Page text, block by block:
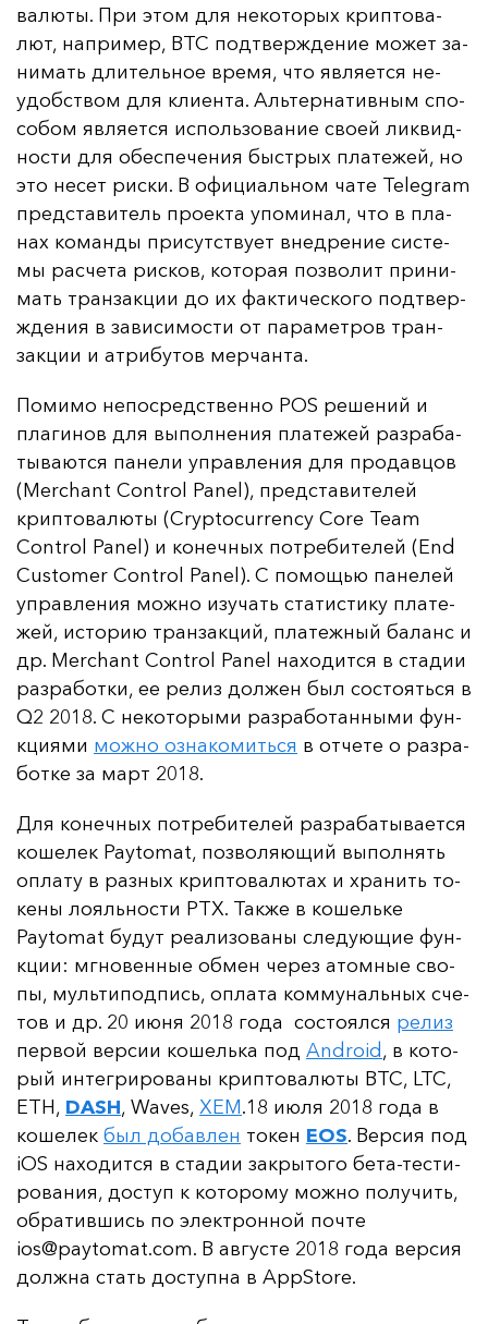
ва­лю­ты. При этом для не­ко­то­рых крип­то­ва­
лют, нап­ри­мер, BTC под­твер­жде­ние мо­жет за­
ни­мать дли­тель­ное вре­мя, что яв­ля­ет­ся не­
удобс­твом для кли­ен­та. Аль­тер­на­тив­ным спо­
со­бом яв­ля­ет­ся ис­поль­зо­ва­ние сво­ей лик­вид­
нос­ти для обес­пе­че­ния быс­трых пла­те­жей, но
это не­сет рис­ки. В офи­ци­аль­ном ча­те Telegram
пред­ста­ви­тель про­ек­та упо­ми­нал, что в пла­
нах ко­ман­ды при­сутс­тву­ет внед­ре­ние сис­те­
мы рас­че­та рис­ков, ко­то­рая поз­во­лит при­ни­
мать тран­зак­ции до их фак­ти­чес­ко­го под­твер­
жде­ния в за­ви­си­мос­ти от па­ра­мет­ров тран­
зак­ции и ат­ри­бу­тов мер­чан­та.
По­ми­мо не­пос­редс­твен­но POS ре­ше­ний и
пла­ги­нов для вы­пол­не­ния пла­те­жей раз­ра­ба­
ты­ва­ют­ся па­не­ли уп­рав­ле­ния для про­дав­цов
(Merchant Control Panel), пред­ста­ви­те­лей
крип­то­ва­лю­ты (Cryptocurrency Core Team
Control Panel) и ко­неч­ных пот­ре­би­те­лей (End
Customer Control Panel). С по­мощью па­не­лей
уп­рав­ле­ния мож­но изу­чать ста­тис­ти­ку пла­те­
жей, ис­то­рию тран­зак­ций, пла­теж­ный ба­ланс и
др. Merchant Control Panel на­хо­дит­ся в ста­дии
раз­ра­бот­ки, ее ре­лиз дол­жен был сос­то­ять­ся в
Q2 2018. С не­ко­то­ры­ми раз­ра­бо­тан­ны­ми фун­
кци­ями мож­но оз­на­ко­мить­ся в от­че­те о раз­ра­
бот­ке за март 2018.
Для ко­неч­ных пот­ре­би­те­лей раз­ра­ба­ты­ва­ет­ся
ко­ше­лек Paytomat, поз­во­ля­ющий вы­пол­нять
оп­ла­ту в раз­ных крип­то­ва­лю­тах и хра­нить то­
ке­ны ло­яль­нос­ти PTX. Так­же в ко­шель­ке
Paytomat бу­дут ре­али­зо­ва­ны сле­ду­ющие фун­
кции: мгно­вен­ные об­мен че­рез атом­ные сво­
пы, муль­ти­под­пись, оп­ла­та ком­му­наль­ных сче­
тов и др. 20 и­юня 2018 го­да сос­то­ял­ся ре­лиз
пер­вой вер­сии ко­шель­ка под Android, в ко­то­
рый ин­тег­ри­ро­ва­ны крип­то­ва­лю­ты BTC, LTC,
ETH, DASH, Waves, XEM.18 и­юля 2018 го­да в
ко­ше­лек был до­бав­лен то­кен EOS. Вер­сия под
iOS на­хо­дит­ся в ста­дии зак­ры­то­го бе­та-тес­ти­
ро­ва­ния, дос­туп к ко­то­ро­му мож­но по­лу­чить,
об­ра­тив­шись по элек­трон­ной поч­те
ios@paytomat.com. В ав­гус­те 2018 го­да вер­сия
дол­жна стать дос­туп­на в AppStore.